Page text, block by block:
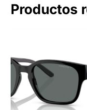
Productos